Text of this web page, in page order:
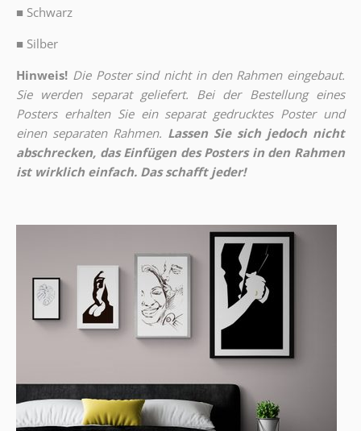
■ Schwarz
■ Silber
Hinweis! Die Poster sind nicht in den Rahmen eingebaut.
Sie werden separat geliefert. Bei der Bestellung eines
Posters erhalten Sie ein separat gedrucktes Poster und
einen separaten Rahmen. Lassen Sie sich jedoch nicht
abschrecken, das Einfügen des Posters in den Rahmen
ist wirklich einfach. Das schafft jeder!